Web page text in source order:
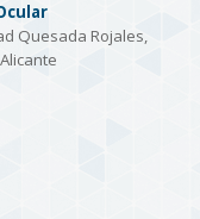
Quesada Rojales,